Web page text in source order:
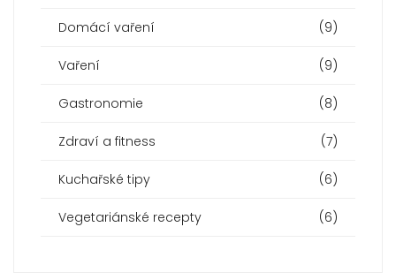
Domácí vaření (9)
Vaření (9)
Gastronomie (8)
Zdraví a fitness (7)
Kuchařské tipy (6)
Vegetariánské recepty (6)